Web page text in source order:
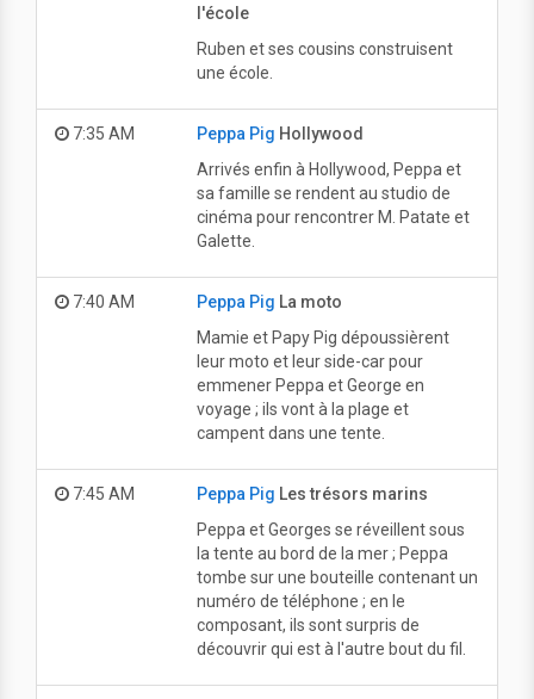
l'école
Ruben et ses cousins construisent
une école.
7:35 AM Peppa Pig Hollywood
Arrivés enfin à Hollywood, Peppa et
sa famille se rendent au studio de
cinéma pour rencontrer M. Patate et
Galette.
7:40 AM Peppa Pig La moto
Mamie et Papy Pig dépoussièrent
leur moto et leur side-car pour
emmener Peppa et George en
voyage ; ils vont à la plage et
campent dans une tente.
7:45 AM Peppa Pig Les trésors marins
Peppa et Georges se réveillent sous
la tente au bord de la mer ; Peppa
tombe sur une bouteille contenant un
numéro de téléphone ; en le
composant, ils sont surpris de
découvrir qui est à l'autre bout du fil.